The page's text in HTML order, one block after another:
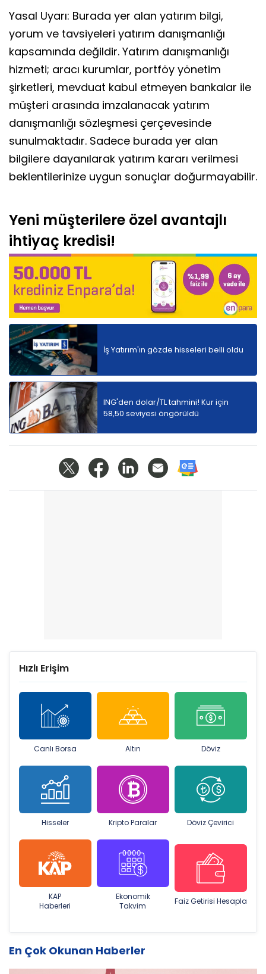
Yasal Uyarı: Burada yer alan yatırım bilgi,
yorum ve tavsiyeleri yatırım danışmanlığı
kapsamında değildir. Yatırım danışmanlığı
hizmeti; aracı kurumlar, portföy yönetim
şirketleri, mevduat kabul etmeyen bankalar ile
müşteri arasında imzalanacak yatırım
danışmanlığı sözleşmesi çerçevesinde
sunulmaktadır. Sadece burada yer alan
bilgilere dayanılarak yatırım kararı verilmesi
beklentilerinize uygun sonuçlar doğurmayabilir.
Yeni müşterilere özel avantajlı
ihtiyaç kredisi!
İş Yatırım'ın gözde hisseleri belli oldu
ING'den dolar/TL tahmini! Kur için
58,50 seviyesi öngörüldü
Hızlı Erişim
Canlı Borsa Altın Döviz
Hisseler Kripto Paralar Döviz Çevirici
KAP
Haberleri
Ekonomik
Takvim
Faiz Getirisi Hesapla
En Çok Okunan Haberler